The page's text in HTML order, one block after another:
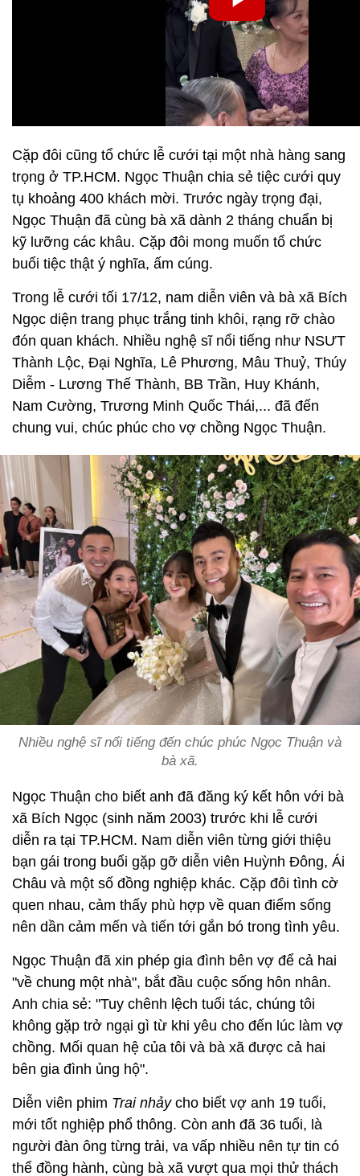
Cặp đôi cũng tổ chức lễ cưới tại một nhà hàng sang
trọng ở TP.HCM. Ngọc Thuận chia sẻ tiệc cưới quy
tụ khoảng 400 khách mời. Trước ngày trọng đại,
Ngọc Thuận đã cùng bà xã dành 2 tháng chuẩn bị
kỹ lưỡng các khâu. Cặp đôi mong muốn tổ chức
buổi tiệc thật ý nghĩa, ấm cúng.
Trong lễ cưới tối 17/12, nam diễn viên và bà xã Bích
Ngọc diện trang phục trắng tinh khôi, rạng rỡ chào
đón quan khách. Nhiều nghệ sĩ nổi tiếng như NSƯT
Thành Lộc, Đại Nghĩa, Lê Phương, Mâu Thuỷ, Thúy
Diễm - Lương Thế Thành, BB Trần, Huy Khánh,
Nam Cường, Trương Minh Quốc Thái,... đã đến
chung vui, chúc phúc cho vợ chồng Ngọc Thuận.
Nhiều nghệ sĩ nổi tiếng đến chúc phúc Ngọc Thuận và
bà xã.
Ngọc Thuận cho biết anh đã đăng ký kết hôn với bà
xã Bích Ngọc (sinh năm 2003) trước khi lễ cưới
diễn ra tại TP.HCM. Nam diễn viên từng giới thiệu
bạn gái trong buổi gặp gỡ diễn viên Huỳnh Đông, Ái
Châu và một số đồng nghiệp khác. Cặp đôi tình cờ
quen nhau, cảm thấy phù hợp về quan điểm sống
nên dần cảm mến và tiến tới gắn bó trong tình yêu.
Ngọc Thuận đã xin phép gia đình bên vợ để cả hai
"về chung một nhà", bắt đầu cuộc sống hôn nhân.
Anh chia sẻ: "Tuy chênh lệch tuổi tác, chúng tôi
không gặp trở ngại gì từ khi yêu cho đến lúc làm vợ
chồng. Mối quan hệ của tôi và bà xã được cả hai
bên gia đình ủng hộ".
Diễn viên phim Trai nhảy cho biết vợ anh 19 tuổi,
mới tốt nghiệp phổ thông. Còn anh đã 36 tuổi, là
người đàn ông từng trải, va vấp nhiều nên tự tin có
thể đồng hành, cùng bà xã vượt qua mọi thử thách